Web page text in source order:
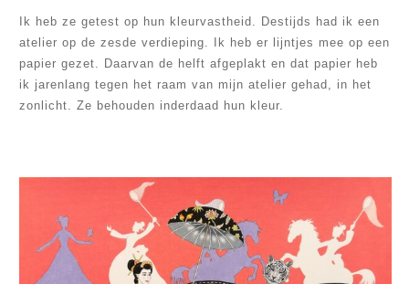
Ik heb ze getest op hun kleurvastheid. Destijds had ik een
atelier op de zesde verdieping. Ik heb er lijntjes mee op een
papier gezet. Daarvan de helft afgeplakt en dat papier heb
ik jarenlang tegen het raam van mijn atelier gehad, in het
zonlicht. Ze behouden inderdaad hun kleur.